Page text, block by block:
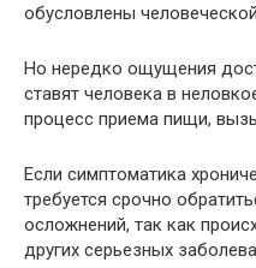
обусловлены
Но нередко ощущения
ставят человека в
процесс приема пищи,
Если симптоматика
требуется срочно
осложнений, так как
других серьезных